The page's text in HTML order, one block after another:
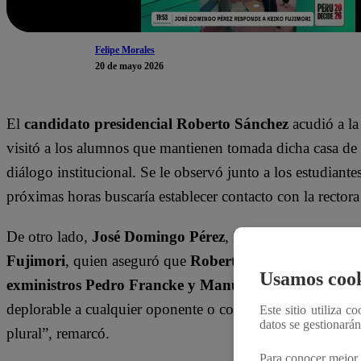
Felipe Morales
20 de mayo 2026
El candidato presidencial Roberto Sánchez acudió a la
visitó a los alumnos que mantienen tomada dicha casa
diálogo institucional. Se le observó junto a los
próximas horas buscaría establecer contacto con la
De otro lado, José Domingo Pérez, integrante del
Fujimori, quien aseguró que Roberto Sánchez está
exministros Pedro Francke y Manuel Rodríguez
deplorable a cualquier oponente o contendor que tenga,
plural”, remarcó.
Usamos
Este sitio utiliza
datos se